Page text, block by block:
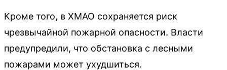
Кроме того, в ХМАО сохраняется риск
чрезвычайной пожарной опасности. Власти
предупредили, что обстановка с лесными
пожарами может ухудшиться.